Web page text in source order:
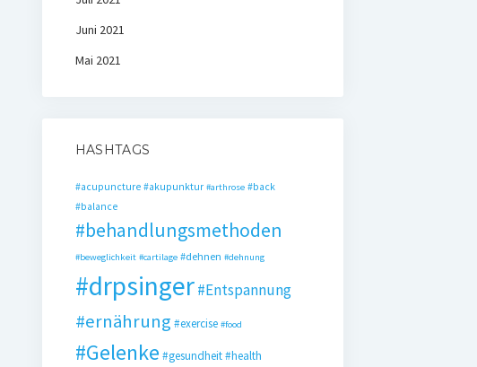
Juni 2021
Mai 2021
HASHTAGS
#acupuncture #akupunktur #arthrose #back
#balance
#behandlungsmethoden
#beweglichkeit #cartilage #dehnen #dehnung
#drpsinger#Entspannung
#ernährung #exercise #food
#Gelenke #gesundheit#health